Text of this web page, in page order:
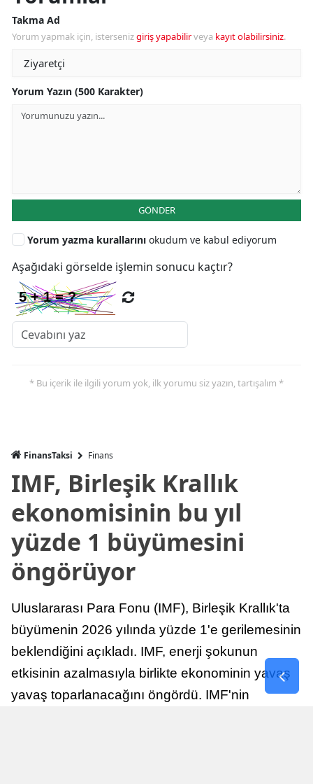
Takma Ad
Yorum yapmak için, istersenizgiriş yapabilirveya kayıt olabilirsiniz.
Yorum Yazın (500 Karakter)
GÖNDER
Yorum yazma kurallarını okudum ve kabul ediyorum
Aşağıdaki görselde işlemin sonucu kaçtır?
* Bu içerik ile ilgili yorum yok, ilk yorumu siz yazın, tartışalım *
FinansTaksi Finans
IMF, Birleşik Krallık
ekonomisinin bu yıl
yüzde 1 büyümesini
öngörüyor
Uluslararası Para Fonu (IMF), Birleşik Krallık'ta
büyümenin 2026 yılında yüzde 1'e gerilemesinin
beklendiğini açıkladı. IMF, enerji şokunun
etkisinin azalmasıyla birlikte ekonominin yavaş
yavaş toparlanacağını öngördü. IMF'nin